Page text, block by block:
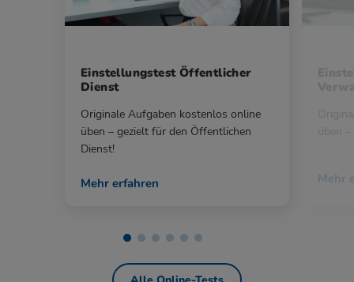
Einstellungstest Öffentlicher
Dienst
Originale Aufgaben kostenlos online
üben – gezielt für den Öffentlichen
Dienst!
Mehr erfahren Mehr